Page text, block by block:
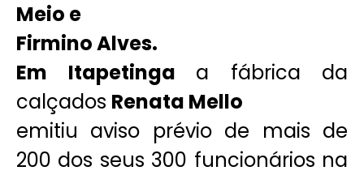
Meio e
Firmino Alves.
Em Itapetinga a fábrica da
calçados Renata Mello
emitiu aviso prévio de mais de
200 dos seus 300 funcionários na